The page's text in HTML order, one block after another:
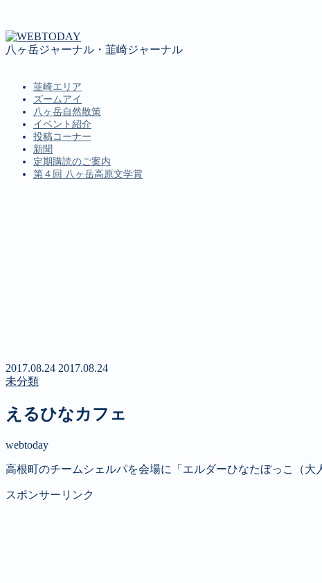
八ヶ岳ジャーナル・韮崎ジャーナル
韮崎エリア
ズームアイ
八ヶ岳自然散策
イベント紹介
投稿コーナー
新聞
定期購読のご案内
第４回 八ヶ岳高原文学賞
2017.08.24 2017.08.24
未分類
えるひなカフェ
webtoday
高根町のチームシェルパを会場に「エルダーひなたぼっこ（
スポンサーリンク